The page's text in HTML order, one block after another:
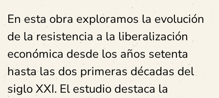
En esta obra exploramos la evolución
de la resistencia a la liberalización
económica desde los años setenta
hasta las dos primeras décadas del
siglo XXI. El estudio destaca la